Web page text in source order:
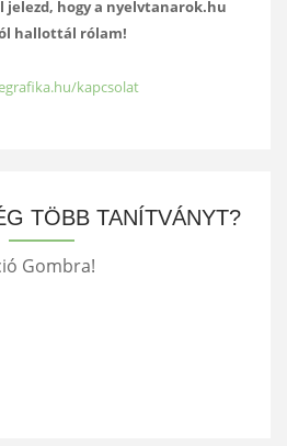
hogy a nyelvtanarok.hu
hallottál rólam!
kapcsolat
TÖBB TANÍTVÁNYT?
Gombra!